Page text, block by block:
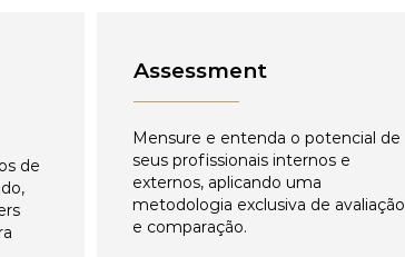
de
Assessment
Mensure e entenda o potencial de
seus profissionais internos e
externos, aplicando uma
metodologia exclusiva de avaliação
e comparação.